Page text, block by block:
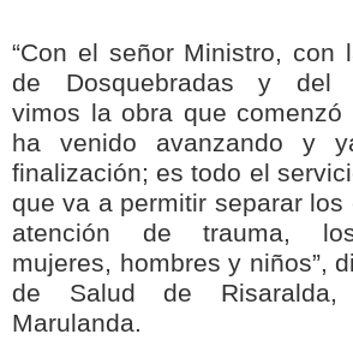
“Con el señor Ministro, con
de Dosquebradas y del
vimos la obra que
ha venido avanzando y
finalización; es todo el
que va a permitir separar
atención de trauma,
mujeres, hombres y niños”,
de Salud de Risaralda,
Marulanda.